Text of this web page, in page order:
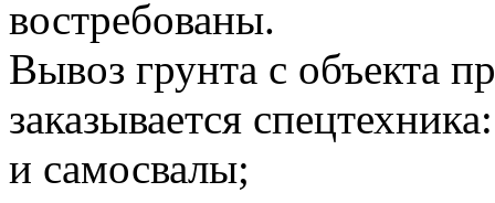
востребованы.
Вывоз грунта с объекта
заказывается
и самосвалы;